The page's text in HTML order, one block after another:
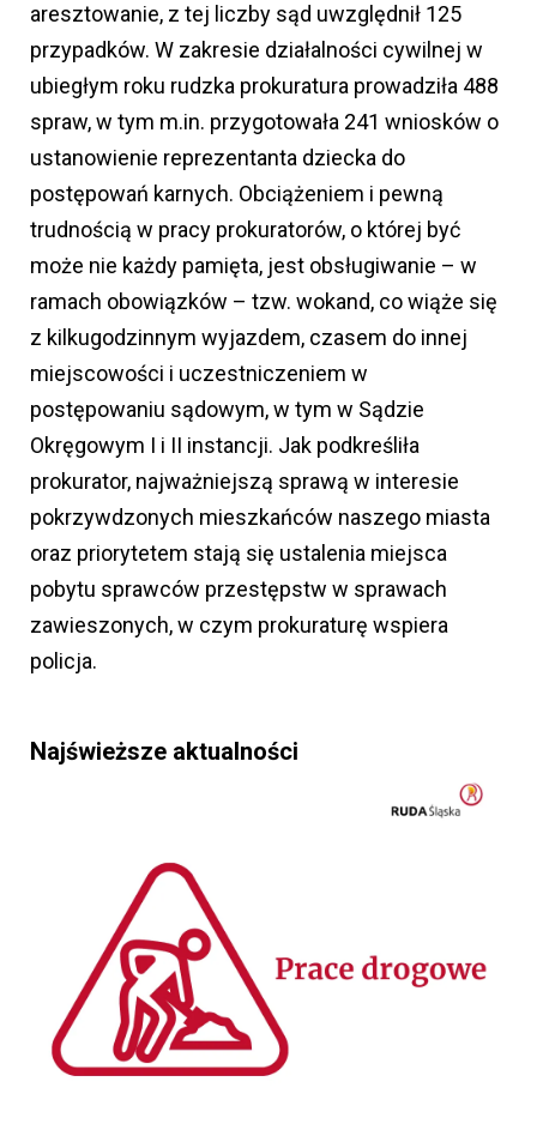
aresztowanie, z tej liczby sąd uwzględnił 125
przypadków. W zakresie działalności cywilnej w
ubiegłym roku rudzka prokuratura prowadziła 488
spraw, w tym m.in. przygotowała 241 wniosków o
ustanowienie reprezentanta dziecka do
postępowań karnych. Obciążeniem i pewną
trudnością w pracy prokuratorów, o której być
może nie każdy pamięta, jest obsługiwanie – w
ramach obowiązków – tzw. wokand, co wiąże się
z kilkugodzinnym wyjazdem, czasem do innej
miejscowości i uczestniczeniem w
postępowaniu sądowym, w tym w Sądzie
Okręgowym I i II instancji. Jak podkreśliła
prokurator, najważniejszą sprawą w interesie
pokrzywdzonych mieszkańców naszego miasta
oraz priorytetem stają się ustalenia miejsca
pobytu sprawców przestępstw w sprawach
zawieszonych, w czym prokuraturę wspiera
policja.
Najświeższe aktualności